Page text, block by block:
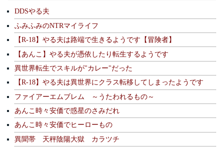
DDSやる夫
ふみふみのNTRマイライフ
【R-18】やる夫は路端で生きるようです【冒険者】
【あんこ】やる夫が憑依したり転生するようです
異世界転生でスキルが"カレー"だった
【R-18】やる夫は異世界にクラス転移してしまったようです
ファイアーエムブレム ～うたわれるもの～
あんこ時々安価で惑星のさみだれ
あんこ時々安価でヒーローもの
異聞帯 天秤陰陽大獄 カラツチ